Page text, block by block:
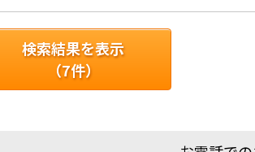
検索結果を表示
（7件）